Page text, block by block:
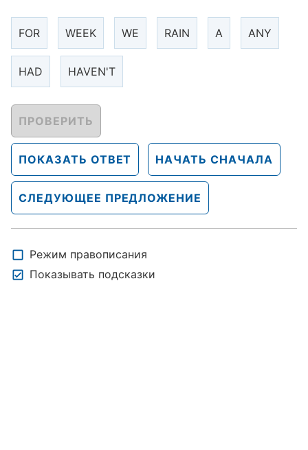
FOR WEEK WE RAIN A ANY
HAD HAVEN'T
ПРОВЕРИТЬ
ПОКАЗАТЬ ОТВЕТ НАЧАТЬ СНАЧАЛА
СЛЕДУЮЩЕЕ ПРЕДЛОЖЕНИЕ
Режим правописания
Показывать подсказки